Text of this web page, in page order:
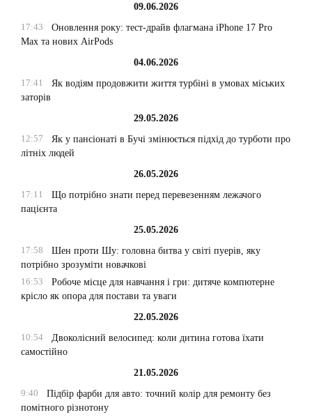
09.06.2026
17:43
Оновлення року: тест-драйв флагмана iPhone 17 Pro
Max та нових AirPods
04.06.2026
17:41
Як водіям продовжити життя турбіні в умовах міських
заторів
29.05.2026
12:57
Як у пансіонаті в Бучі змінюється підхід до турботи про
літніх людей
26.05.2026
17:11
Що потрібно знати перед перевезенням лежачого
пацієнта
25.05.2026
17:58
Шен проти Шу: головна битва у світі пуерів, яку
потрібно зрозуміти новачкові
16:53
Робоче місце для навчання і гри: дитяче компютерне
крісло як опора для постави та уваги
22.05.2026
10:54
Двоколісний велосипед: коли дитина готова їхати
самостійно
21.05.2026
9:40
Підбір фарби для авто: точний колір для ремонту без
помітного різнотону